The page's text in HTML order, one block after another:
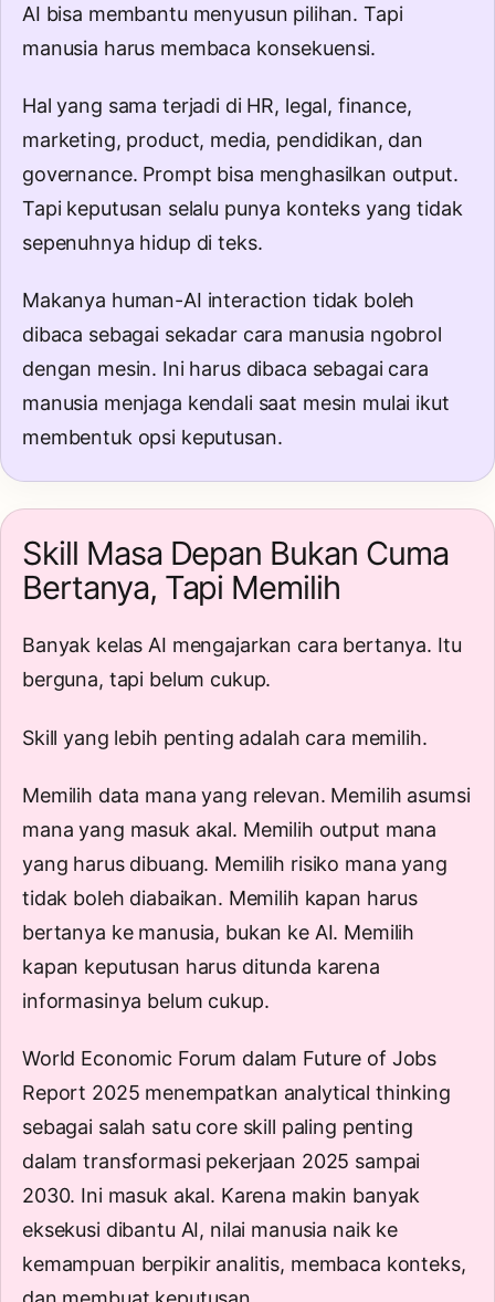
AI bisa membantu menyusun pilihan. Tapi
manusia harus membaca konsekuensi.
Hal yang sama terjadi di HR, legal, finance,
marketing, product, media, pendidikan, dan
governance. Prompt bisa menghasilkan output.
Tapi keputusan selalu punya konteks yang tidak
sepenuhnya hidup di teks.
Makanya human-AI interaction tidak boleh
dibaca sebagai sekadar cara manusia ngobrol
dengan mesin. Ini harus dibaca sebagai cara
manusia menjaga kendali saat mesin mulai ikut
membentuk opsi keputusan.
Skill Masa Depan Bukan Cuma
Bertanya, Tapi Memilih
Banyak kelas AI mengajarkan cara bertanya. Itu
berguna, tapi belum cukup.
Skill yang lebih penting adalah cara memilih.
Memilih data mana yang relevan. Memilih asumsi
mana yang masuk akal. Memilih output mana
yang harus dibuang. Memilih risiko mana yang
tidak boleh diabaikan. Memilih kapan harus
bertanya ke manusia, bukan ke AI. Memilih
kapan keputusan harus ditunda karena
informasinya belum cukup.
World Economic Forum dalam Future of Jobs
Report 2025 menempatkan analytical thinking
sebagai salah satu core skill paling penting
dalam transformasi pekerjaan 2025 sampai
2030. Ini masuk akal. Karena makin banyak
eksekusi dibantu AI, nilai manusia naik ke
kemampuan berpikir analitis, membaca konteks,